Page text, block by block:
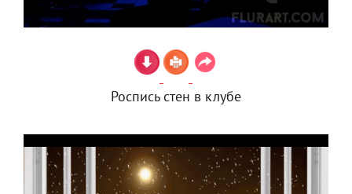
Роспись стен в клубе